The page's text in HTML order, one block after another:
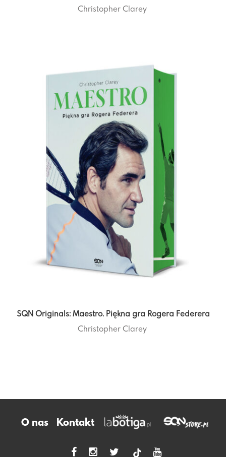
Christopher Clarey
SQN Originals: Maestro. Piękna gra Rogera Federera
Christopher Clarey
O nas Kontakt
tiktok